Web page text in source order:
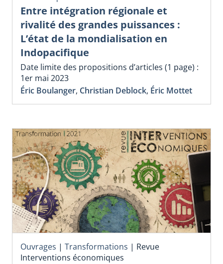
Entre intégration régionale et
rivalité des grandes puissances :
L’état de la mondialisation en
Indopacifique
Date limite des propositions d’articles (1 page) :
1er mai 2023
Éric Boulanger, Christian Deblock, Éric Mottet
Ouvrages | Transformations | Revue
Interventions économiques